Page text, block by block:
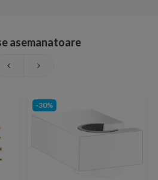
asemanatoare
-30%